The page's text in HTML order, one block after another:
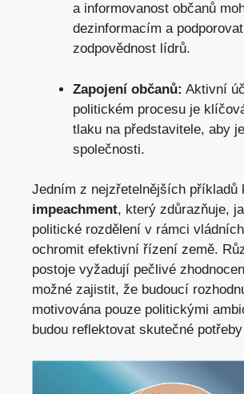
a informovanost občanů
dezinformacím a podporovat
zodpovědnost lídrů.
Zapojení občanů: Aktivní
politickém procesu je
tlaku na představitele, aby
společnosti.
Jedním z nejzřetelnějších příkladů
impeachment, který zdůrazňuje,
politické rozdělení v rámci
ochromit efektivní řízení země.
postoje vyžadují pečlivé
možné zajistit, že budoucí
motivována pouze politickými
budou reflektovat skutečné